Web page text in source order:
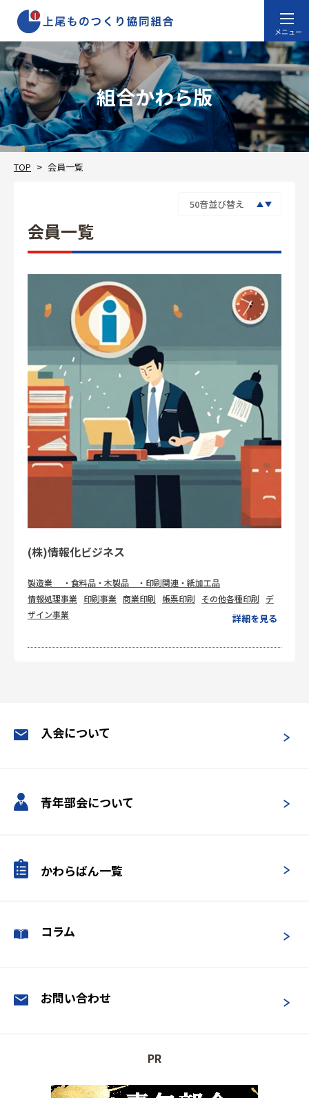
組合かわら版
入会について
青年部会について
かわらばん一覧
コラム
お問い合わせ
PR
TOP 会員一覧
会員一覧
(株)情報化ビジネス
製造業 ・食料品・木製品 ・印刷関連・紙加工品
情報処理事業
印刷事業 商業印刷 帳票印刷 その他各種印刷
デ
ザイン事業
詳細を見る